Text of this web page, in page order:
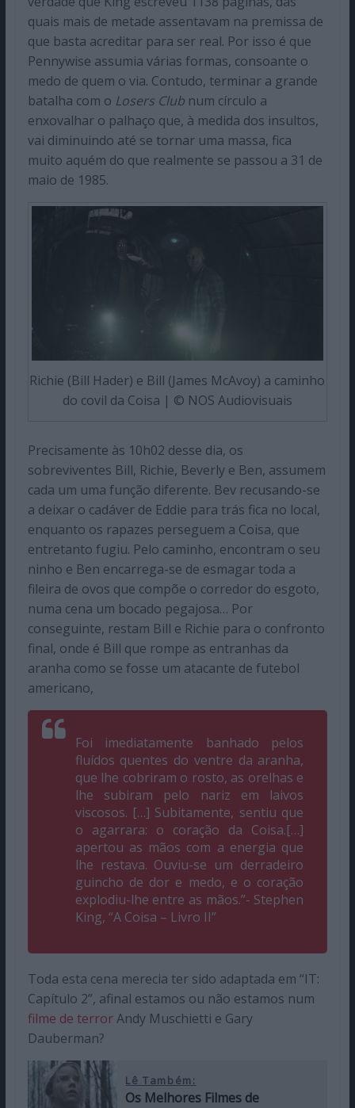
quais mais de metade assentavam na premissa de
que basta acreditar para ser real. Por isso é que
Pennywise assumia várias formas, consoante o
medo de quem o via. Contudo, terminar a grande
batalha com o Losers Clubnum círculo a
enxovalhar o palhaço que, à medida dos insultos,
vai diminuindo até se tornar uma massa, fica
muito aquém do que realmente se passou a 31 de
maio de 1985.
Richie (Bill Hader) e Bill (James McAvoy) a caminho
do covil da Coisa | © NOS Audiovisuais
Precisamente às 10h02 desse dia, os
sobreviventes Bill, Richie, Beverly e Ben, assumem
cada um uma função diferente. Bev recusando-se
a deixar o cadáver de Eddie para trás fica no local,
enquanto os rapazes perseguem a Coisa, que
entretanto fugiu. Pelo caminho, encontram o seu
ninho e Ben encarrega-se de esmagar toda a
fileira de ovos que compõe o corredor do esgoto,
numa cena um bocado pegajosa… Por
conseguinte, restam Bill e Richie para o confronto
final, onde é Bill que rompe as entranhas da
aranha como se fosse um atacante de futebol
americano,
Foi imediatamente banhado pelos
fluídos quentes do ventre da aranha,
que lhe cobriram o rosto, as orelhas e
lhe subiram pelo nariz em laivos
viscosos. […] Subitamente, sentiu que
o agarrara: o coração da Coisa.[…]
apertou as mãos com a energia que
lhe restava. Ouviu-se um derradeiro
guincho de dor e medo, e o coração
explodiu-lhe entre as mãos.”- Stephen
King, “A Coisa – Livro II”
Toda esta cena merecia ter sido adaptada em “IT:
Capítulo 2”, afinal estamos ou não estamos num
filme de terrorAndy Muschietti e Gary
Dauberman?
Lê Também:
Os Melhores Filmes de